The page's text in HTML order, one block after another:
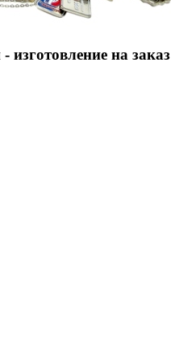
изготовление на заказ